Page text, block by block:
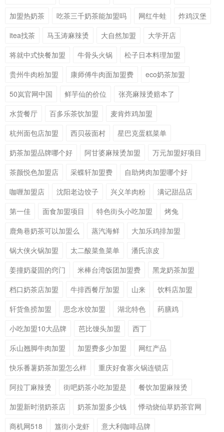
加盟热奶茶
吃茶三千奶茶能加盟吗 网红牛蛙
炸鸡汉堡
itea找茶
马玉涛麻辣烫 大自然加盟
大学开店
将就中式快餐加盟
牛骨头火锅
松子日本料理加盟
贵州牛肉粉加盟
康师傅牛肉面加盟费
eco奶茶加盟
50岚官网中国
鲜芋仙的价位
张亮麻辣烫赔本了
水货餐厅
百多乐茶饮加盟
麦肯炸鸡加盟
杭州面包店加盟
西贝莜面村
星巴克蛋糕菜单
奶茶加盟品牌哪个好
阿甘婆麻辣烫加盟
万元加盟好项目
茶颜悦色加盟店
采蝶轩加盟费
自助烤肉加盟哪个好
咖喱加盟店
沈阳老边饺子 兴义羊肉粉
满记甜品店
第一佳
面食加盟项目 特色街头小吃加盟
烤兔
鹿角巷奶茶可以加盟么
蒸汽海鲜
大加乐鸡排加盟
锅大侠火锅加盟
太二酸菜鱼菜单
潘氏凉皮
姜撞奶凝固的窍门
米棒台湾饭团加盟费
黑龙奶茶加盟
档口奶茶店加盟
牛排西餐厅加盟 山来
饮料店加盟
轩货鱼捞加盟
思念水饺加盟 湖北特色
药膳鸡
小吃加盟10大品牌
芭比馒头加盟
西丁
乐山翘脚牛肉加盟
加盟费多少加盟
网红产品
快乐番薯奶茶加盟怎么样
重庆好食寨火锅连锁店
阿拉丁麻辣烫
街吧奶茶小吃加盟是
餐饮加盟麻辣烫
加盟新时沏奶茶店
奶茶加盟多少钱
悸动烧仙草奶茶官网
商机网518
簋街小龙虾
意大利咖啡品牌